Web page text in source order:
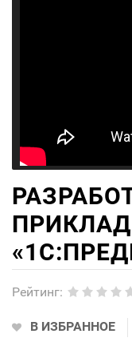
Рейтинг:
В ИЗБРАННОЕ